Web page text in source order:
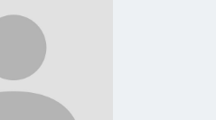
profile
page